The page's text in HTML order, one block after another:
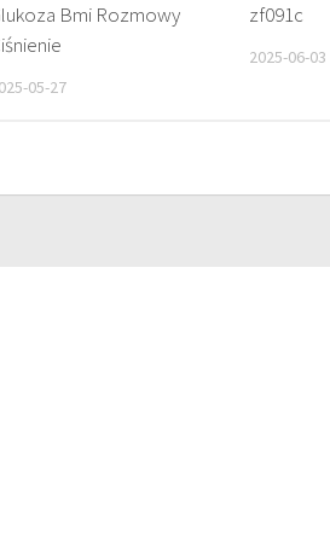
Bmi Rozmowy
05-27
zf091c
2025-06-03